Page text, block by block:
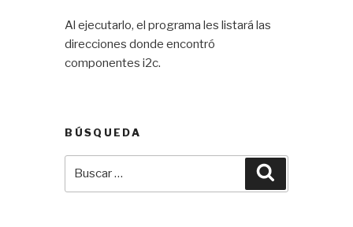
Al ejecutarlo, el programa les listará las
direcciones donde encontró
componentes i2c.
BÚSQUEDA